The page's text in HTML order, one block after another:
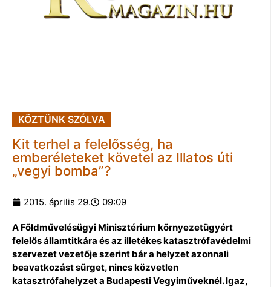
KÖZTÜNK SZÓLVA
Kit terhel a felelősség, ha
emberéleteket követel az Illatos úti
„vegyi bomba”?
2015. április 29. 09:09
A Földművelésügyi Minisztérium környezetügyért
felelős államtitkára és az illetékes katasztrófavédelmi
szervezet vezetője szerint bár a helyzet azonnali
beavatkozást sürget, nincs közvetlen
katasztrófahelyzet a Budapesti Vegyiműveknél. Igaz,